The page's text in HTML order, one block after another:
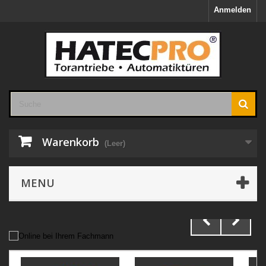
Anmelden
Warenkorb (Leer)
MENU
Ihr Profi für Torantriebe,